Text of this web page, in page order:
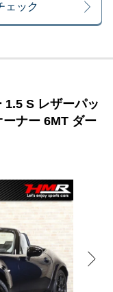
ェック
1.5 S レザーパッ
ナー 6MT ダー